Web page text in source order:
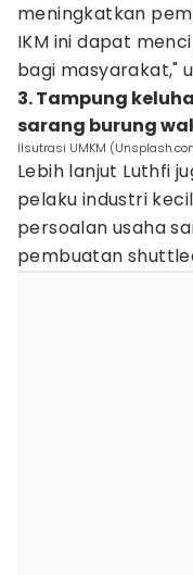
meningkatkan
IKM ini dapat
bagi masyarakat,"
3. Tampung
sarang burung
Ilsutrasi UMKM
Lebih lanjut Luthfi
pelaku industri
persoalan usaha
pembuatan